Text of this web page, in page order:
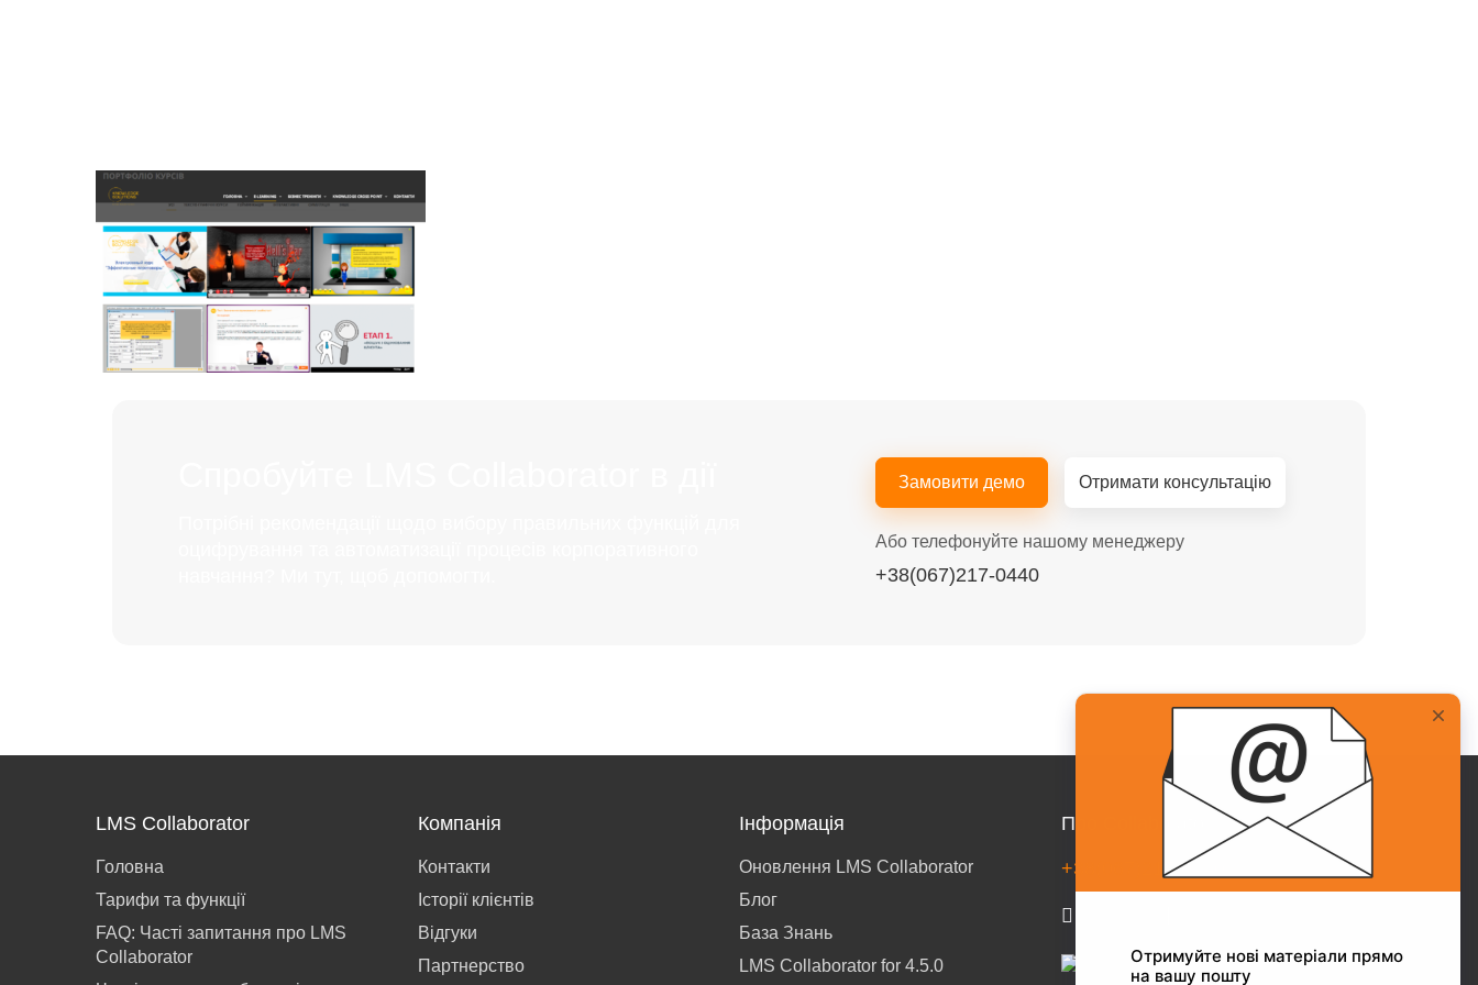
Замовити демо Отримати консультацію
Або телефонуйте нашому менеджеру
+38(067)217-0440
LMS Collaborator
Головна
Тарифи та функції
FAQ: Часті запитання про LMS
Collaborator
Компанія
Контакти
Історії клієнтів
Відгуки
Партнерство
Інформація
Оновлення LMS Collaborator
Блог
База Знань
LMS Collaborator for 4.5.0
Про Collaborator
+38(067)217-0440